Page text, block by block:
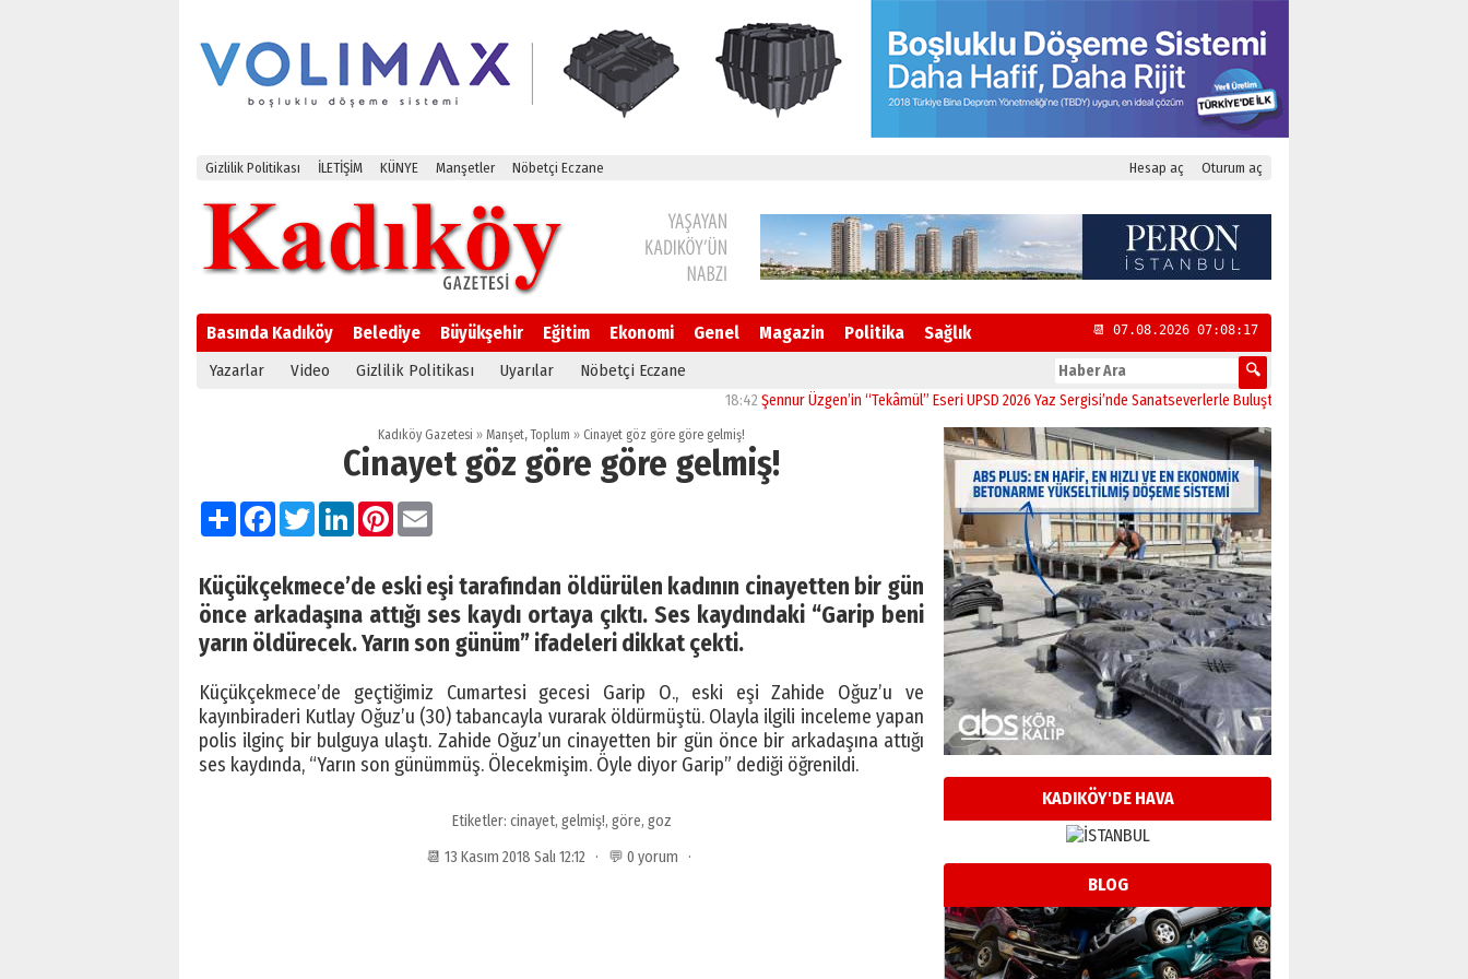
Gizlilik Politikası İLETİŞİM KÜNYE Manşetler Nöbetçi Eczane Hesap aç Oturum aç
Basında Kadıköy Belediye Büyükşehir Eğitim Ekonomi Genel Magazin Politika Sağlık 📆 07.08.2026 07:08:17
Yazarlar Video Gizlilik Politikası Uyarılar Nöbetçi Eczane
Şennur Üzgen’in “Tekâmül” Eseri UPSD 2026 Yaz Sergisi’nde Sanatseverlerle Buluştu 11:21
Kadıköy Gazetesi » Manşet,Toplum » Cinayet göz göre göre gelmiş!
Cinayet göz göre göre gelmiş!
PaylaşFacebook
TwitterLinkedInPinterest
Küçükçekmece’de eski eşi tarafından öldürülen kadının cinayetten bir gün
önce arkadaşına attığı ses kaydı ortaya çıktı. Ses kaydındaki “Garip beni
yarın öldürecek. Yarın son günüm” ifadeleri dikkat çekti.
Küçükçekmece’de geçtiğimiz Cumartesi gecesi Garip O., eski eşi Zahide Oğuz’u ve
kayınbiraderi Kutlay Oğuz’u (30) tabancayla vurarak öldürmüştü. Olayla ilgili inceleme yapan
polis ilginç bir bulguya ulaştı. Zahide Oğuz’un cinayetten bir gün önce bir arkadaşına attığı
ses kaydında, “Yarın son günümmüş. Ölecekmişim. Öyle diyor Garip” dediği öğrenildi.
Etiketler: cinayet, gelmiş!, göre, goz
📆 13 Kasım 2018 Salı 12:12 · 💬 0 yorum ·
KADIKÖY'DE HAVA
BLOG